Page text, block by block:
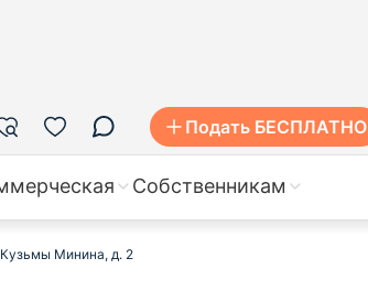
Подать БЕСПЛАТНО
Собственникам
Минина, д. 2